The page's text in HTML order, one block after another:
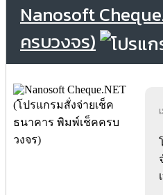
Nanosoft
ครบวงจร)